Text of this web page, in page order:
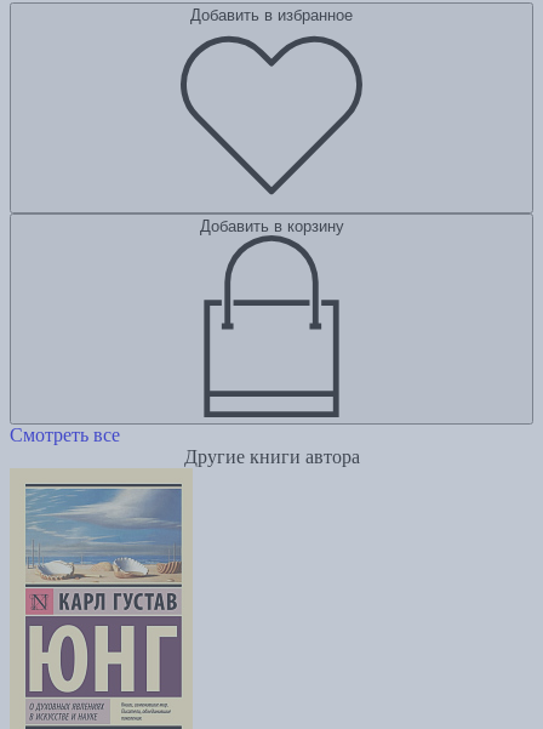
Добавить в избранное
Добавить в корзину
Смотреть все
Другие книги автора